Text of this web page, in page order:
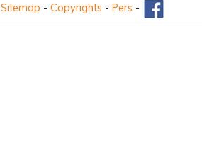
Sitemap - Copyrights - Pers -